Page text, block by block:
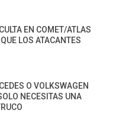
EN COMET/ATLAS
LOS ATACANTES
O VOLKSWAGEN
NECESITAS UNA